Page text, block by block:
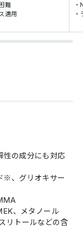
難
適用
性の成分にも対応
※、グリオキサー
、メタノール
リトールなどの含